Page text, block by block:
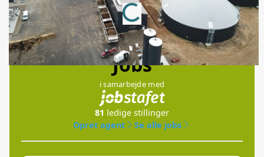
Loading...
Jobs
i samarbejde med
81 ledige stillinger
Opret agent
Se alle jobs